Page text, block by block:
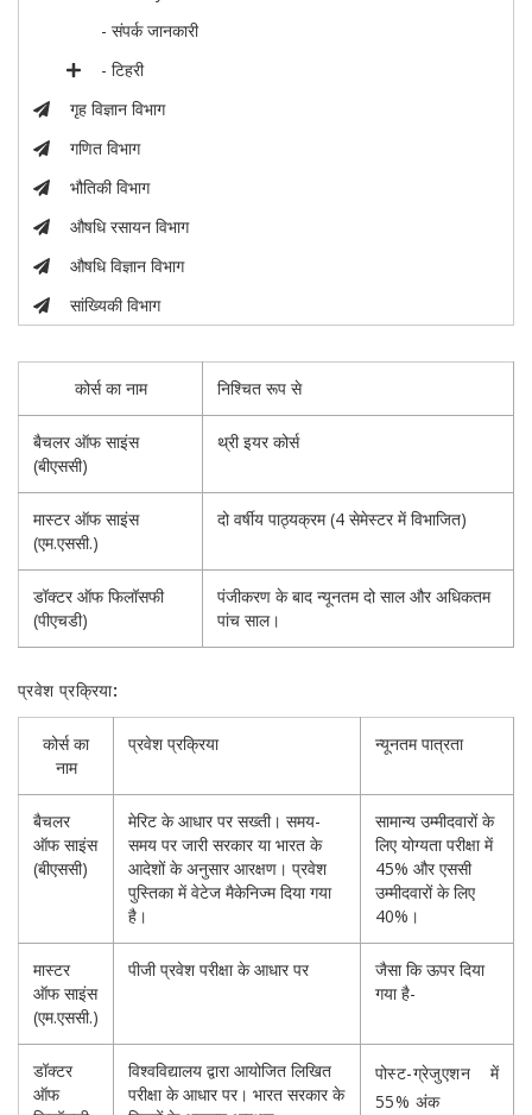
- संपर्क जानकारी
- टिहरी
गृह विज्ञान विभाग
गणित विभाग
भौतिकी विभाग
औषधि रसायन विभाग
औषधि विज्ञान विभाग
सांख्यिकी विभाग
कोर्स का नाम निश्चित रूप से
बैचलर ऑफ साइंस
(बीएससी)
थ्री इयर कोर्स
मास्टर ऑफ साइंस
(एम.एससी.)
दो वर्षीय पाठ्यक्रम (4 सेमेस्टर में विभाजित)
डॉक्टर ऑफ फिलॉसफी
(पीएचडी)
पंजीकरण के बाद न्यूनतम दो साल और अधिकतम
पांच साल।
प्रवेश प्रक्रिया:
कोर्स का
नाम
प्रवेश प्रक्रिया न्यूनतम पात्रता
बैचलर
ऑफ साइंस
(बीएससी)
मेरिट के आधार पर सख्ती। समय-
समय पर जारी सरकार या भारत के
आदेशों के अनुसार आरक्षण। प्रवेश
पुस्तिका में वेटेज मैकेनिज्म दिया गया
है।
सामान्य उम्मीदवारों के
लिए योग्यता परीक्षा में
45% और एससी
उम्मीदवारों के लिए
40%।
मास्टर
ऑफ साइंस
(एम.एससी.)
पीजी प्रवेश परीक्षा के आधार पर
जैसा कि ऊपर दिया
गया है-
डॉक्टर
ऑफ
विश्वविद्यालय द्वारा आयोजित लिखित
परीक्षा के आधार पर। भारत सरकार के
पोस्ट-ग्रेजुएशन में
55% अंक